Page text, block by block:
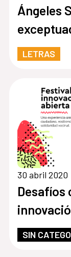
Ángeles
LETRAS
30 abril 2020
Desafíos
SIN